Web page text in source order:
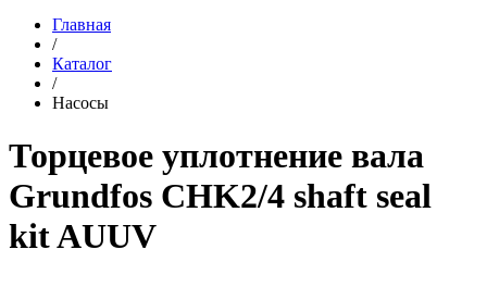
Главная
/
Каталог
/
Насосы
Торцевое уплотнение вала
Grundfos CHK2/4 shaft seal
kit AUUV